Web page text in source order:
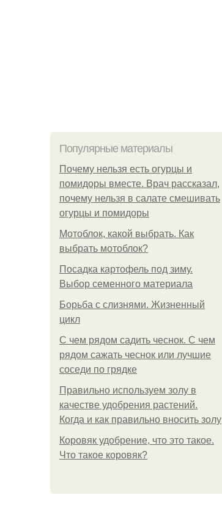
Популярные материалы
Почему нельзя есть огурцы и
помидоры вместе. Врач рассказал,
почему нельзя в салате смешивать
огурцы и помидоры
Мотоблок, какой выбрать. Как
выбрать мотоблок?
Посадка картофель под зиму.
Выбор семенного материала
Борьба с слизнями. Жизненный
цикл
С чем рядом садить чеснок. С чем
рядом сажать чеснок или лучшие
соседи по грядке
Правильно используем золу в
качестве удобрения растений.
Когда и как правильно вносить золу
Коровяк удобрение, что это такое.
Что такое коровяк?